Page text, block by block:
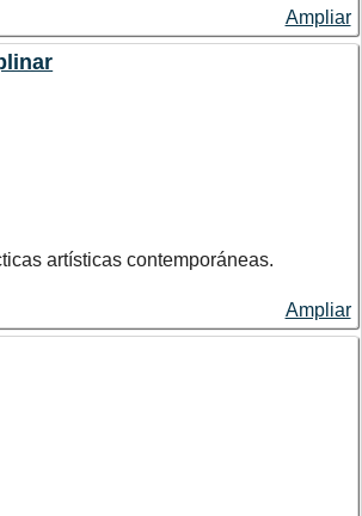
Ampliar
artísticas contemporáneas.
de creación artística baseados na
de extensión universitaria
Ampliar